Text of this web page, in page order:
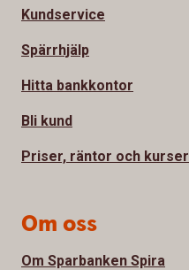
Kundservice
Spärrhjälp
Hitta bankkontor
Bli kund
Priser, räntor och kurser
Om oss
Om Sparbanken Spira